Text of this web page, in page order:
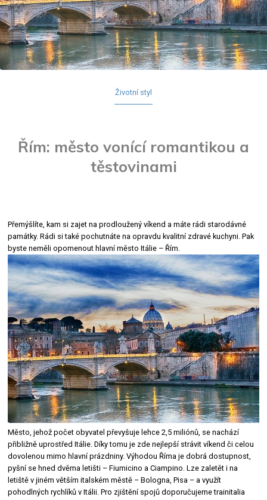
Životní styl
Řím: město vonící romantikou a
těstovinami
Přemýšlíte, kam si zajet na prodloužený víkend a máte rádi starodávné
památky. Rádi si také pochutnáte na opravdu kvalitní zdravé kuchyni. Pak
byste neměli opomenout hlavní město Itálie – Řím.
Město, jehož počet obyvatel převyšuje lehce 2,5 miliónů, se nachází
přibližně uprostřed Itálie. Díky tomu je zde nejlepší strávit víkend či celou
dovolenou mimo hlavní prázdniny. Výhodou Říma je dobrá dostupnost,
pyšní se hned dvěma letišti – Fiumicino a Ciampino. Lze zaletět i na
letiště v jiném větším italském městě – Bologna, Pisa – a využít
pohodlných rychlíků v Itálii. Pro zjištění spojů doporučujeme trainitalia